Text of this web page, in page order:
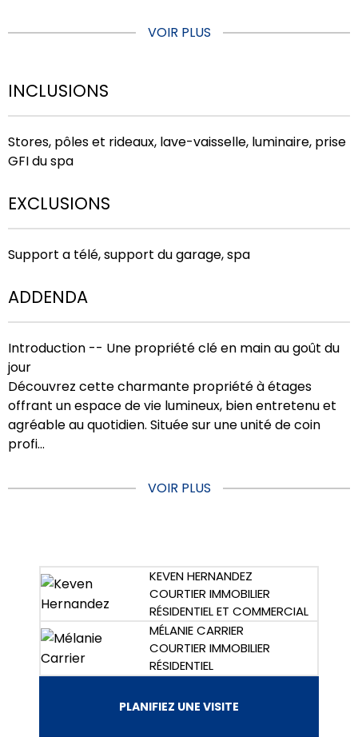
VOIR PLUS
INCLUSIONS
Stores, pôles et rideaux, lave-vaisselle, luminaire, prise
GFI du spa
EXCLUSIONS
Support a télé, support du garage, spa
ADDENDA
Introduction -- Une propriété clé en main au goût du
jour
Découvrez cette charmante propriété à étages
offrant un espace de vie lumineux, bien entretenu et
agréable au quotidien. Située sur une unité de coin
profi...
VOIR PLUS
KEVEN HERNANDEZ
COURTIER IMMOBILIER
RÉSIDENTIEL ET COMMERCIAL
MÉLANIE CARRIER
COURTIER IMMOBILIER
RÉSIDENTIEL
PLANIFIEZ UNE VISITE